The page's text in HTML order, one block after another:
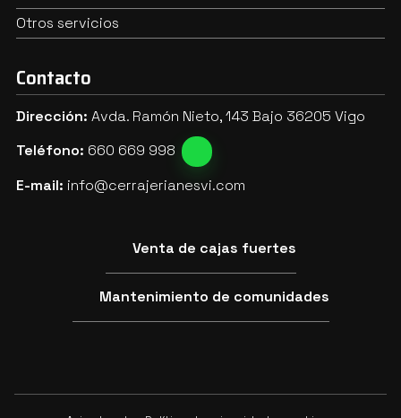
Otros servicios
Contacto
Dirección: Avda. Ramón Nieto, 143 Bajo 36205 Vigo
Teléfono: 660 669 998
E-mail: info@cerrajerianesvi.com
Venta de cajas fuertes
Mantenimiento de comunidades